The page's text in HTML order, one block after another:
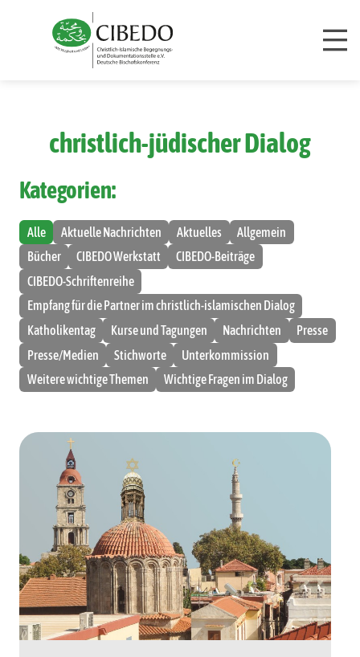
christlich-jüdischer Dialog
Kategorien:
Alle Aktuelle Nachrichten Aktuelles
Allgemein
Bücher
CIBEDO Werkstatt
CIBEDO-Beiträge
CIBEDO-Schriftenreihe
Empfang für die Partner im christlich-islamischen Dialog
Katholikentag
Kurse und Tagungen Nachrichten
Presse
Presse/Medien
Stichworte
Unterkommission
Weitere wichtige Themen
Wichtige Fragen im Dialog